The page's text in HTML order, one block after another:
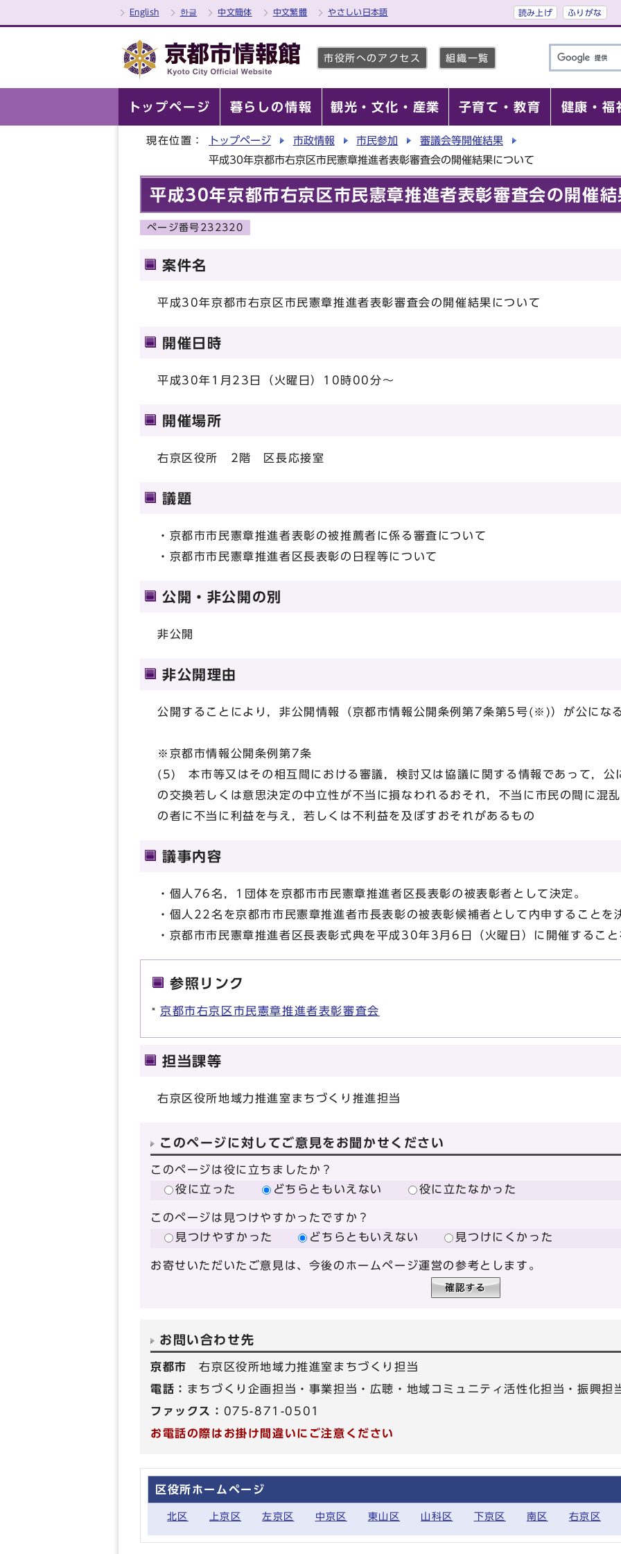
English 한글 中文簡体 中文繁體 やさしい日本語 読み上げ ふりがな
市役所へのアクセス 組織一覧
トップページ 暮らしの情報 観光・文化・産業 子育て・教育 健康・福
現在位置： トップページ 市政情報 市民参加
審議会等開催結果
平成30年京都市右京区市民憲章推進者表彰審査会の開催結果について
平成30年京都市右京区市民憲章推進者表彰審査会の開催
ページ番号232320
案件名
平成30年京都市右京区市民憲章推進者表彰審査会の開催結果について
開催日時
平成30年1月23日（火曜日）10時00分～
開催場所
右京区役所 2階 区長応接室
議題
・京都市市民憲章推進者表彰の被推薦者に係る審査について
・京都市市民憲章推進者区長表彰の日程等について
公開・非公開の別
非公開
非公開理由
公開することにより，非公開情報（京都市情報公開条例第7条第5号(※)）が公にな
※京都市情報公開条例第7条
(5) 本市等又はその相互間における審議，検討又は協議に関する情報であって，公
の交換若しくは意思決定の中立性が不当に損なわれるおそれ，不当に市民の間に混
の者に不当に利益を与え，若しくは不利益を及ぼすおそれがあるもの
議事内容
・個人76名，1団体を京都市市民憲章推進者区長表彰の被表彰者として決定。
・個人22名を京都市市民憲章推進者市長表彰の被表彰候補者として内申することを
・京都市市民憲章推進者区長表彰式典を平成30年3月6日（火曜日）に開催するこ
参照リンク
京都市右京区市民憲章推進者表彰審査会
担当課等
右京区役所地域力推進室まちづくり推進担当
このページに対してご意見をお聞かせください
このページは役に立ちましたか？
役に立った
どちらともいえない 役に立たなかった
このページは見つけやすかったですか？
見つけやすかった
どちらともいえない 見つけにくかった
お寄せいただいたご意見は、今後のホームページ運営の参考とします。
お問い合わせ先
京都市右京区役所地域力推進室まちづくり担当
電話： まちづくり企画担当・事業担当・広聴・地域コミュニティ活性化担当・振
ファックス： 075-871-0501
お電話の際はお掛け間違いにご注意ください
区役所ホームページ
北区 上京区 左京区 中京区 東山区 山科区 下京区 南区 右京区